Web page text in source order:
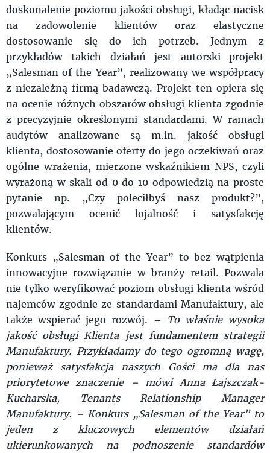
doskonalenie poziomu jakości obsługi, kładąc nacisk
na zadowolenie klientów oraz elastyczne
dostosowanie się do ich potrzeb. Jednym z
przykładów takich działań jest autorski projekt
„Salesman of the Year”, realizowany we współpracy
z niezależną firmą badawczą. Projekt ten opiera się
na ocenie różnych obszarów obsługi klienta zgodnie
z precyzyjnie określonymi standardami. W ramach
audytów analizowane są m.in. jakość obsługi
klienta, dostosowanie oferty do jego oczekiwań oraz
ogólne wrażenia, mierzone wskaźnikiem NPS, czyli
wyrażoną w skali od 0 do 10 odpowiedzią na proste
pytanie np. „Czy poleciłbyś nasz produkt?”,
pozwalającym ocenić lojalność i satysfakcję
klientów.
Konkurs „Salesman of the Year” to bez wątpienia
innowacyjne rozwiązanie w branży retail. Pozwala
nie tylko weryfikować poziom obsługi klienta wśród
najemców zgodnie ze standardami Manufaktury, ale
także wspierać jego rozwój. –
To właśnie wysoka
jakość obsługi Klienta jest fundamentem strategii
Manufaktury. Przykładamy do tego ogromną wagę,
ponieważ satysfakcja naszych Gości ma dla nas
priorytetowe znaczenie – mówi Anna Łajszczak-
Kucharska, Tenants Relationship Manager
Manufaktury. – Konkurs „Salesman of the Year” to
jeden z kluczowych elementów działań
ukierunkowanych na podnoszenie standardów